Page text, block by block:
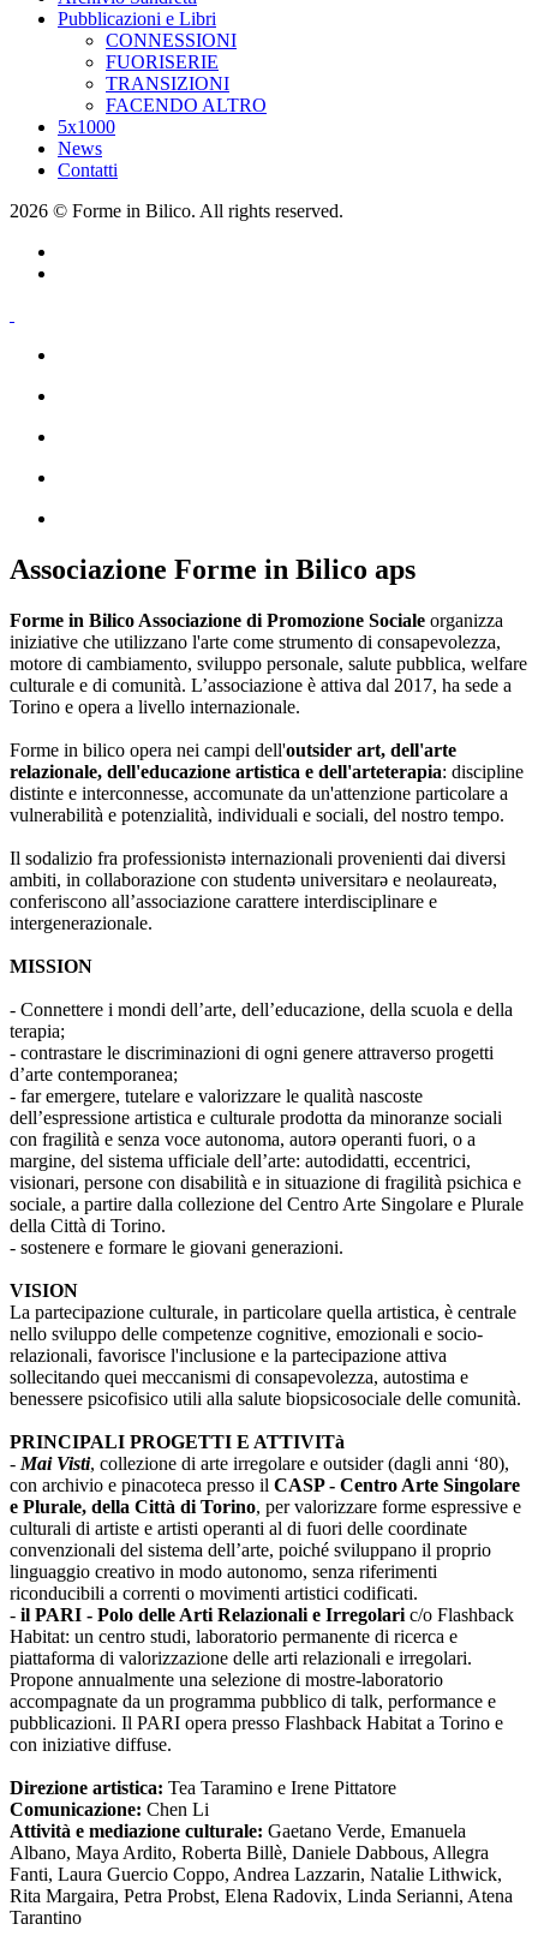
Pubblicazioni e Libri
CONNESSIONI
FUORISERIE
TRANSIZIONI
FACENDO ALTRO
5x1000
News
Contatti
2026 © Forme in Bilico. All rights reserved.
Associazione Forme in Bilico aps
Forme in Bilico Associazione di Promozione Sociale organizza
iniziative che utilizzano l'arte come strumento di consapevolezza,
motore di cambiamento, sviluppo personale, salute pubblica, welfare
culturale e di comunità. L’associazione è attiva dal 2017, ha sede a
Torino e opera a livello internazionale.
Forme in bilico opera nei campi dell'outsider art, dell'arte
relazionale, dell'educazione artistica e dell'arteterapia: discipline
distinte e interconnesse, accomunate da un'attenzione particolare a
vulnerabilità e potenzialità, individuali e sociali, del nostro tempo.
Il sodalizio fra professionistə internazionali provenienti dai diversi
ambiti, in collaborazione con studentə universitarə e neolaureatə,
conferiscono all’associazione carattere interdisciplinare e
intergenerazionale.
MISSION
- Connettere i mondi dell’arte, dell’educazione, della scuola e della
terapia;
- contrastare le discriminazioni di ogni genere attraverso progetti
d’arte contemporanea;
- far emergere, tutelare e valorizzare le qualità nascoste
dell’espressione artistica e culturale prodotta da minoranze sociali
con fragilità e senza voce autonoma, autorə operanti fuori, o a
margine, del sistema ufficiale dell’arte: autodidatti, eccentrici,
visionari, persone con disabilità e in situazione di fragilità psichica e
sociale, a partire dalla collezione del Centro Arte Singolare e Plurale
della Città di Torino.
- sostenere e formare le giovani generazioni.
VISION
La partecipazione culturale, in particolare quella artistica, è centrale
nello sviluppo delle competenze cognitive, emozionali e socio-
relazionali, favorisce l'inclusione e la partecipazione attiva
sollecitando quei meccanismi di consapevolezza, autostima e
benessere psicofisico utili alla salute biopsicosociale delle comunità.
PRINCIPALI PROGETTI E ATTIVITà
- Mai Visti, collezione di arte irregolare e outsider (dagli anni ‘80),
con archivio e pinacoteca presso il CASP - Centro Arte Singolare
e Plurale, della Città di Torino, per valorizzare forme espressive e
culturali di artiste e artisti operanti al di fuori delle coordinate
convenzionali del sistema dell’arte, poiché sviluppano il proprio
linguaggio creativo in modo autonomo, senza riferimenti
riconducibili a correnti o movimenti artistici codificati.
- il PARI - Polo delle Arti Relazionali e Irregolari c/o Flashback
Habitat: un centro studi, laboratorio permanente di ricerca e
piattaforma di valorizzazione delle arti relazionali e irregolari.
Propone annualmente una selezione di mostre-laboratorio
accompagnate da un programma pubblico di talk, performance e
pubblicazioni. Il PARI opera presso Flashback Habitat a Torino e
con iniziative diffuse.
Direzione artistica: Tea Taramino e Irene Pittatore
Comunicazione: Chen Li
Attività e mediazione culturale: Gaetano Verde, Emanuela
Albano, Maya Ardito, Roberta Billè, Daniele Dabbous, Allegra
Fanti, Laura Guercio Coppo, Andrea Lazzarin, Natalie Lithwick,
Rita Margaira, Petra Probst, Elena Radovix, Linda Serianni, Atena
Tarantino